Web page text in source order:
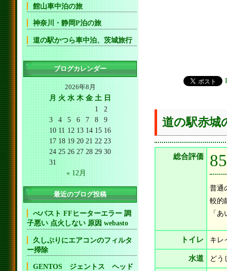
道の駅赤城
総合評価
普通
較的
「
トイレ キレ
水道 どう
館山車中泊の旅
神奈川・静岡P泊の旅
道の駅かつら車中泊、茨城旅行
ブログカレンダー
2026年8月
月 火 水 木 金 土 日
1
2
3
4 5 6 7 8
9
10 11 12 13 14 15 16
17 18 19 20 21 22 23
24 25 26 27 28 29 30
31
« 12月
最近のブログ投稿
べバスト FFヒーターエラー 調
子悪い 点火しない 原因 webasto
久しぶりにエアコンのフィルタ
ー掃除
GENTOS ジェントス ヘッド